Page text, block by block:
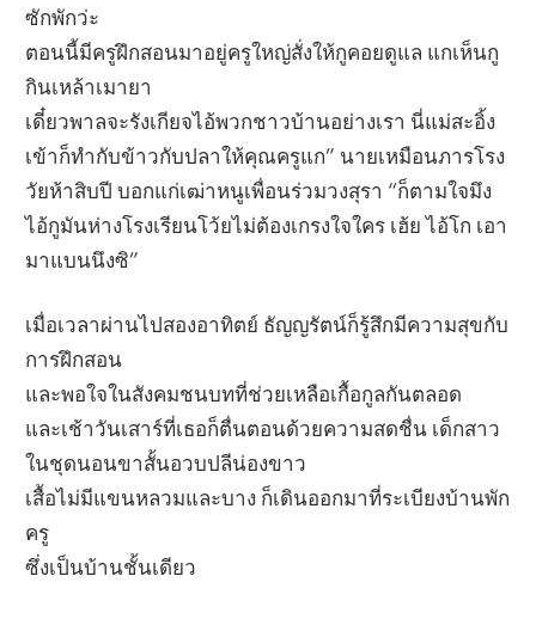
ซักพักว่ะ
ตอนนี้มีครูฝึกสอนมาอยู่ครูใหญ่สั่งให้กูคอยดูแล แกเห็นกู
กินเหล้าเมายา
เดี๋ยวพาลจะรังเกียจไอ้พวกชาวบ้านอย่างเรา นี่แม่สะอิ้ง
เข้าก็ทำกับข้าวกับปลาให้คุณครูแก” นายเหมือนภารโรง
วัยห้าสิบปี บอกแก่เฒ่าหนูเพื่อนร่วมวงสุรา “ก็ตามใจมึง
ไอ้กูมันห่างโรงเรียนโว้ยไม่ต้องเกรงใจใคร เฮ้ย ไอ้โก เอา
มาแบนนึงซิ”
เมื่อเวลาผ่านไปสองอาทิตย์ ธัญญรัตน์ก็รู้สึกมีความสุขกับ
การฝึกสอน
และพอใจในสังคมชนบทที่ช่วยเหลือเกื้อกูลกันตลอด
และเช้าวันเสาร์ที่เธอก็ตื่นตอนด้วยความสดชื่น เด็กสาว
ในชุดนอนขาสั้นอวบปลีน่องขาว
เสื้อไม่มีแขนหลวมและบาง ก็เดินออกมาที่ระเบียงบ้านพัก
ครู
ซึ่งเป็นบ้านชั้นเดียว